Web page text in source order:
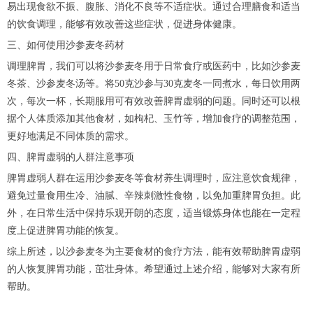
易出现食欲不振、腹胀、消化不良等不适症状。通过合理膳食和适当
的饮食调理，能够有效改善这些症状，促进身体健康。
三、如何使用沙参麦冬药材
调理脾胃，我们可以将沙参麦冬用于日常食疗或医药中，比如沙参麦
冬茶、沙参麦冬汤等。将50克沙参与30克麦冬一同煮水，每日饮用两
次，每次一杯，长期服用可有效改善脾胃虚弱的问题。同时还可以根
据个人体质添加其他食材，如枸杞、玉竹等，增加食疗的调整范围，
更好地满足不同体质的需求。
四、脾胃虚弱的人群注意事项
脾胃虚弱人群在运用沙参麦冬等食材养生调理时，应注意饮食规律，
避免过量食用生冷、油腻、辛辣刺激性食物，以免加重脾胃负担。此
外，在日常生活中保持乐观开朗的态度，适当锻炼身体也能在一定程
度上促进脾胃功能的恢复。
综上所述，以沙参麦冬为主要食材的食疗方法，能有效帮助脾胃虚弱
的人恢复脾胃功能，茁壮身体。希望通过上述介绍，能够对大家有所
帮助。